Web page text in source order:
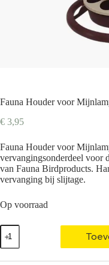
Fauna Houder voor
€ 3,95
Fauna Houder voor
vervangingsonderdeel voor
van Fauna Birdproducts.
vervanging bij slijtage.
Op voorraad
Fauna
Houder
voor
Mijnlamp